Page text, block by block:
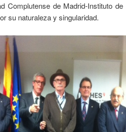
Complutense de Madrid-Instituto
su naturaleza y singularidad.